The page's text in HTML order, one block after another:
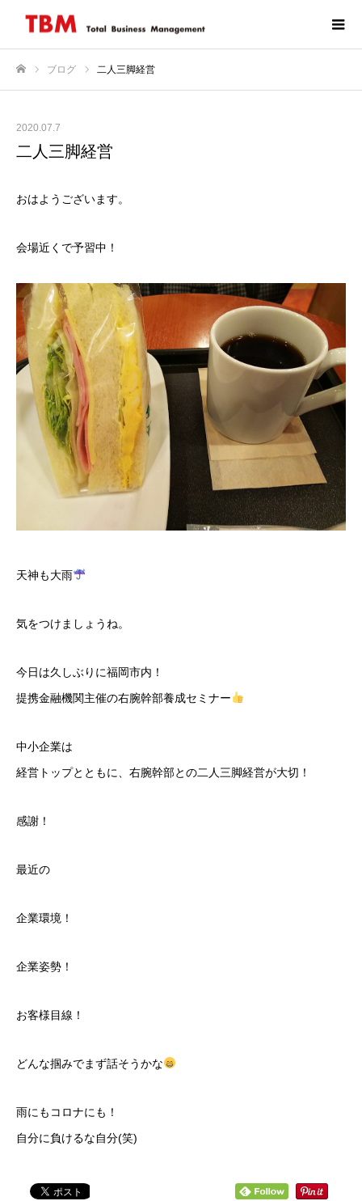
ブログ 二人三脚経営
2020.07.7
二人三脚経営
おはようございます。
会場近くで予習中！
天神も大雨
気をつけましょうね。
今日は久しぶりに福岡市内！
提携金融機関主催の右腕幹部養成セミナー
中小企業は
経営トップとともに、右腕幹部との二人三脚経営が大切！
感謝！
最近の
企業環境！
企業姿勢！
お客様目線！
どんな掴みでまず話そうかな
雨にもコロナにも！
自分に負けるな自分(笑)